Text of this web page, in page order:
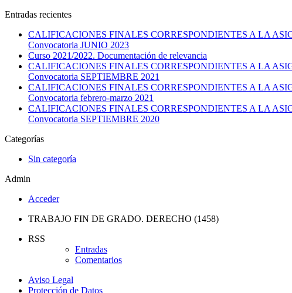
Entradas recientes
CALIFICACIONES FINALES CORRESPONDIENTES A LA
Convocatoria JUNIO 2023
Curso 2021/2022. Documentación de relevancia
CALIFICACIONES FINALES CORRESPONDIENTES A LA
Convocatoria SEPTIEMBRE 2021
CALIFICACIONES FINALES CORRESPONDIENTES A LA
Convocatoria febrero-marzo 2021
CALIFICACIONES FINALES CORRESPONDIENTES A LA
Convocatoria SEPTIEMBRE 2020
Categorías
Sin categoría
Admin
Acceder
TRABAJO FIN DE GRADO. DERECHO (1458)
RSS
Entradas
Comentarios
Aviso Legal
Protección de Datos